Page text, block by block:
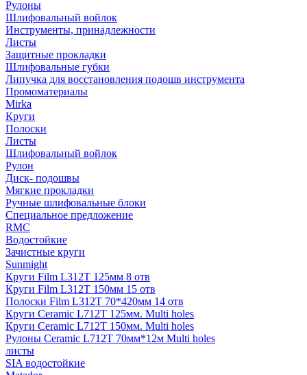
Рулоны
Шлифовальный войлок
Инструменты, принадлежности
Листы
Защитные прокладки
Шлифовальные губки
Липучка для восстановления подошв инструмента
Промоматериалы
Mirka
Круги
Полоски
Листы
Шлифовальный войлок
Рулон
Диск- подошвы
Мягкие прокладки
Ручные шлифовальные блоки
Специальное предложение
RMC
Водостойкие
Зачистные круги
Sunmight
Круги Film L312T 125мм 8 отв
Круги Film L312T 150мм 15 отв
Полоски Film L312T 70*420мм 14 отв
Круги Ceramic L712T 125мм. Multi holes
Круги Ceramic L712T 150мм. Multi holes
Рулоны Ceramic L712T 70мм*12м Multi holes
листы
SIA водостойкие